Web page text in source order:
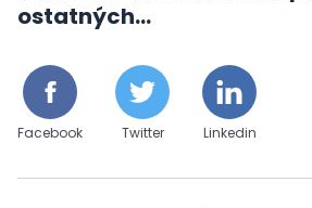
ostatných...
Facebook Twitter Linkedin